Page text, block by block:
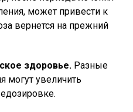
может привести к
вернется на прежний
здоровье. Разные
могут увеличить